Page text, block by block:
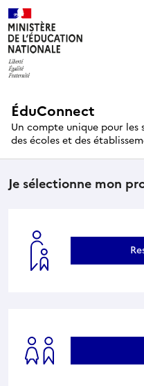
ÉduConnect
Un compte unique pour les
des écoles et des
Je sélectionne mon